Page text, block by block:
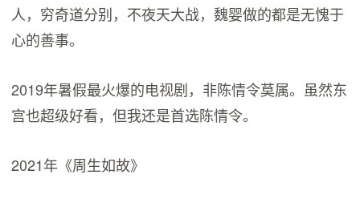
人，穷奇道分别，不夜天大战，魏婴做的都是无愧于
心的善事。
2019年暑假最火爆的电视剧，非陈情令莫属。虽然东
宫也超级好看，但我还是首选陈情令。
2021年《周生如故》